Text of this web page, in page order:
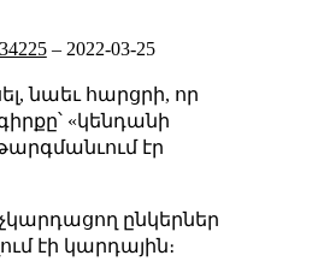
– 2022-03-25
նաեւ հարցրի, որ
«կենդանի
էր
չկարդացող ընկերներ
էի կարդային։